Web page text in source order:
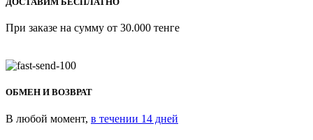
При заказе на сумму от 30.000 тенге
ОБМЕН И ВОЗВРАТ
В любой момент, в течении 14 дней